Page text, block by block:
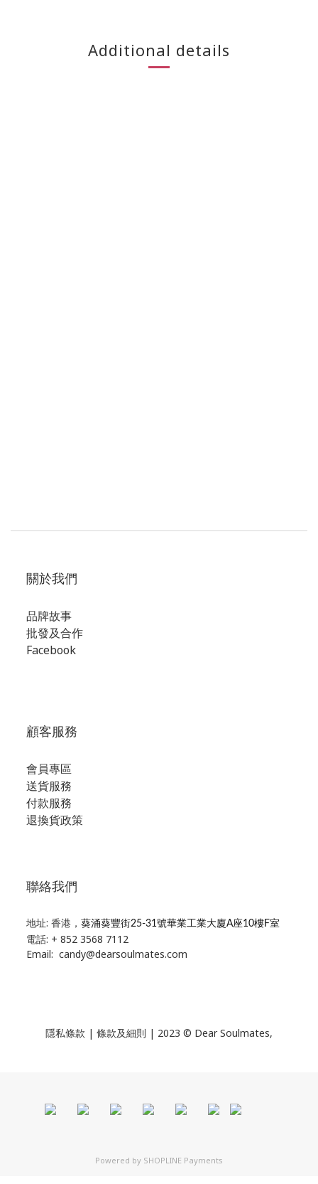
Additional details
關於我們
品牌故事
批發及合作
Facebook
顧客服務
會員專區
送貨服務
付款服務
退換貨政策
聯絡我們
地址: 香港， 葵涌葵豐街25-31號華業工業大廈A座10樓F室
電話: + 852 3568 7112
Email: candy@dearsoulmates.com
隱私條款 | 條款及細則 | 2023 © Dear Soulmates,
Powered by SHOPLINE Payments